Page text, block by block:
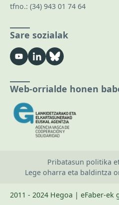
tfno.: (34) 943 01 74 64
Sare sozialak
Web-orrialde honen
Pribatasun politika
Lege oharra eta baldintza
2011 - 2024 Hegoa | eFaber-ek